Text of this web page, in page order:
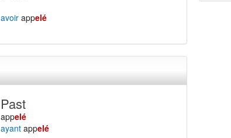
avoir appelé
Past
appelé
ayant appelé